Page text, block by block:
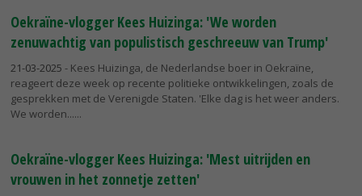
Oekraïne-vlogger Kees Huizinga: 'We worden
zenuwachtig van populistisch geschreeuw van Trump'
21-03-2025 - Kees Huizinga, de Nederlandse boer in Oekraïne,
reageert deze week op recente politieke ontwikkelingen, zoals de
gesprekken met de Verenigde Staten. 'Elke dag is het weer anders.
We worden...
Oekraïne-vlogger Kees Huizinga: 'Mest uitrijden en
vrouwen in het zonnetje zetten'